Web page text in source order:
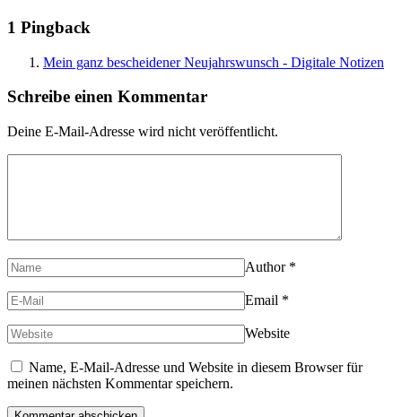
1 Pingback
Mein ganz bescheidener Neujahrswunsch - Digitale Notizen
Schreibe einen Kommentar
Deine E-Mail-Adresse wird nicht veröffentlicht.
Author *
Email *
Website
Name, E-Mail-Adresse und Website in diesem Browser für
meinen nächsten Kommentar speichern.